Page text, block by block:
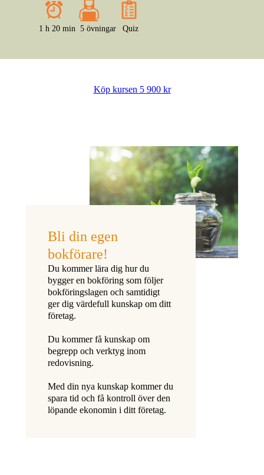
1 h 20 min 5 övningar Quiz
Köp kursen 5 900 kr
Bli din egen
bokförare!
Du kommer lära dig hur du
bygger en bokföring som följer
bokföringslagen och samtidigt
ger dig värdefull kunskap om ditt
företag.
Du kommer få kunskap om
begrepp och verktyg inom
redovisning.
Med din nya kunskap kommer du
spara tid och få kontroll över den
löpande ekonomin i ditt företag.